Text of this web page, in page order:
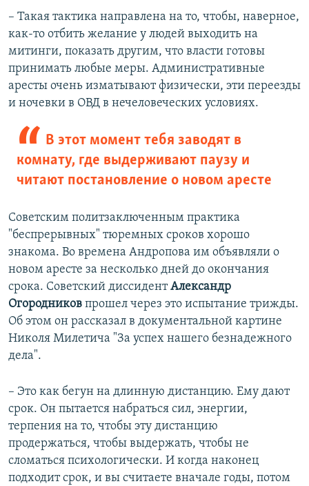
– Такая тактика направлена на то, чтобы, наверное,
как-то отбить желание у людей выходить на
митинги, показать другим, что власти готовы
принимать любые меры. Административные
аресты очень изматывают физически, эти переезды
и ночевки в ОВД в нечеловеческих условиях.
В этот момент тебя заводят в
комнату, где выдерживают паузу и
читают постановление о новом аресте
Советским политзаключенным практика
"беспрерывных" тюремных сроков хорошо
знакома. Во времена Андропова им объявляли о
новом аресте за несколько дней до окончания
срока. Советский диссидентАлександр
Огородников прошел через это испытание трижды.
Об этом он рассказал в документальной картине
Николя Милетича "За успех нашего безнадежного
дела".
– Это как бегун на длинную дистанцию. Ему дают
срок. Он пытается набраться сил, энергии,
терпения на то, чтобы эту дистанцию
продержаться, чтобы выдержать, чтобы не
сломаться психологически. И когда наконец
подходит срок, и вы считаете вначале годы, потом